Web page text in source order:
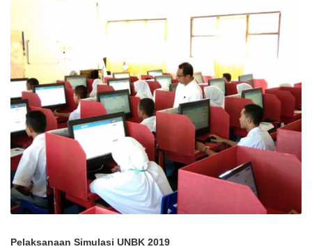
Pelaksanaan Simulasi UNBK 2019